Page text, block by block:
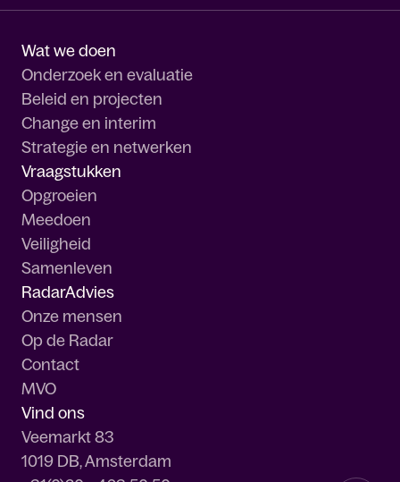
Wat we doen
Onderzoek en evaluatie
Beleid en projecten
Change en interim
Strategie en netwerken
Vraagstukken
Opgroeien
Meedoen
Veiligheid
Samenleven
RadarAdvies
Onze mensen
Op de Radar
Contact
MVO
Vind ons
Veemarkt 83
1019 DB, Amsterdam